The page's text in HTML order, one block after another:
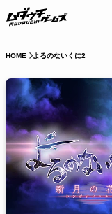
HOME よるのないくに2